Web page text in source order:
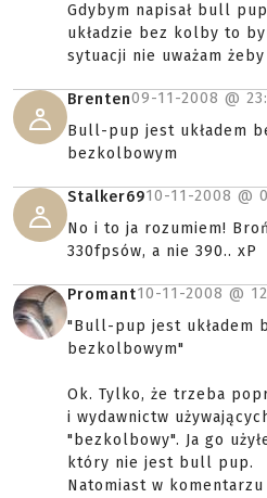
Gdybym napisał bull
układzie bez kolby to
sytuacji nie uważam
Brenten09-11-2008 @
Bull-pup jest układem
bezkolbowym
Stalker6910-11-2008 @
No i to ja rozumiem!
330fpsów, a nie 390.. xP
Promant10-11-2008 @
"Bull-pup jest układem
bezkolbowym"
Ok. Tylko, że trzeba
i wydawnictw
"bezkolbowy". Ja go
który nie jest bull pup.
Natomiast w